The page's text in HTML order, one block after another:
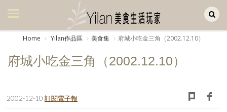
美食集
Home Yilan作品區 美食集 府城小吃金三角（2002.12.10）
府城小吃金三角（2002.12.10）
2002-12-10 訂閱電子報